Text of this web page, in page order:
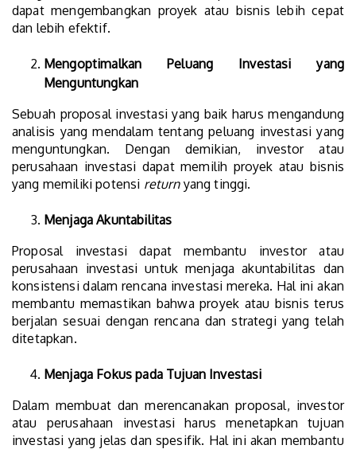
dapat mengembangkan proyek atau bisnis lebih cepat
dan lebih efektif.
Mengoptimalkan Peluang Investasi yang
Menguntungkan
Sebuah proposal investasi yang baik harus mengandung
analisis yang mendalam tentang peluang investasi yang
menguntungkan. Dengan demikian, investor atau
perusahaan investasi dapat memilih proyek atau bisnis
yang memiliki potensi returnyang tinggi.
Menjaga Akuntabilitas
Proposal investasi dapat membantu investor atau
perusahaan investasi untuk menjaga akuntabilitas dan
konsistensi dalam rencana investasi mereka. Hal ini akan
membantu memastikan bahwa proyek atau bisnis terus
berjalan sesuai dengan rencana dan strategi yang telah
ditetapkan.
Menjaga Fokus pada Tujuan Investasi
Dalam membuat dan merencanakan proposal, investor
atau perusahaan investasi harus menetapkan tujuan
investasi yang jelas dan spesifik. Hal ini akan membantu